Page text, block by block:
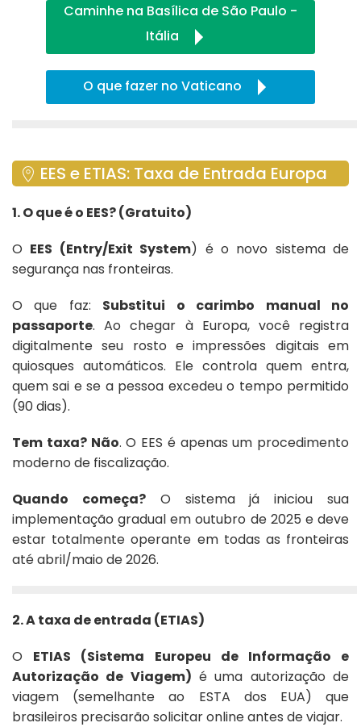
Caminhe na Basílica de São Paulo -
Itália
O que fazer no Vaticano
EES e ETIAS: Taxa de Entrada Europa
1. O que é o EES? (Gratuito)
O EES (Entry/Exit System) é o novo sistema de
segurança nas fronteiras.
O que faz: Substitui o carimbo manual no
passaporte. Ao chegar à Europa, você registra
digitalmente seu rosto e impressões digitais em
quiosques automáticos. Ele controla quem entra,
quem sai e se a pessoa excedeu o tempo permitido
(90 dias).
Tem taxa? Não. O EES é apenas um procedimento
moderno de fiscalização.
Quando começa?O sistema já iniciou sua
implementação gradual em outubro de 2025 e deve
estar totalmente operante em todas as fronteiras
até abril/maio de 2026.
2. A taxa de entrada (ETIAS)
O ETIAS (Sistema Europeu de Informação e
Autorização de Viagem) é uma autorização de
viagem (semelhante ao ESTA dos EUA) que
brasileiros precisarão solicitar online antes de viajar.